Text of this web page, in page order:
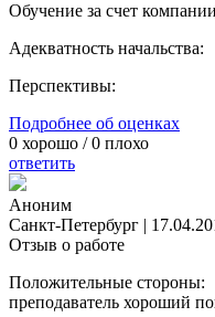
Обучение за счет
Адекватность начальства:
Перспективы:
Подробнее об оценках
0 хорошо /0 плохо
ответить
Аноним
Санкт-Петербург |
Отзыв о работе
Положительные стороны:
преподаватель хороший